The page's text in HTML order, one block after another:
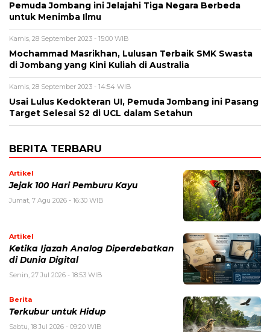
Pemuda Jombang ini Jelajahi Tiga Negara Berbeda
untuk Menimba Ilmu
Kamis, 28 September 2023 - 15:00 WIB
Mochammad Masrikhan, Lulusan Terbaik SMK Swasta
di Jombang yang Kini Kuliah di Australia
Kamis, 28 September 2023 - 14:54 WIB
Usai Lulus Kedokteran UI, Pemuda Jombang ini Pasang
Target Selesai S2 di UCL dalam Setahun
BERITA TERBARU
Artikel
Jejak 100 Hari Pemburu Kayu
Jumat, 7 Agu 2026 - 16:30 WIB
Artikel
Ketika Ijazah Analog Diperdebatkan
di Dunia Digital
Senin, 27 Jul 2026 - 18:53 WIB
Berita
Terkubur untuk Hidup
Sabtu, 18 Jul 2026 - 09:20 WIB